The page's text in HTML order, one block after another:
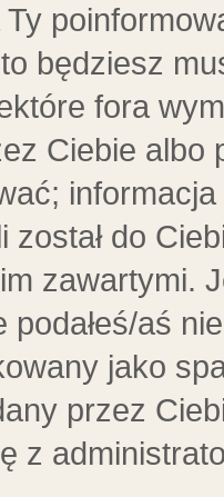
Ty
będziesz
fora
Ciebie albo
został do
zawartymi.
podałeś/aś
jako
przez
z